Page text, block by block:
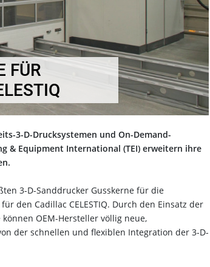
FÜR
3-D-Drucksystemen und On-Demand-
& Equipment International (TEI) erweitern ihre
3-D-Sanddrucker Gusskerne für die
den Cadillac CELESTIQ. Durch den Einsatz der
OEM-Hersteller völlig neue,
der schnellen und flexiblen Integration der 3-D-